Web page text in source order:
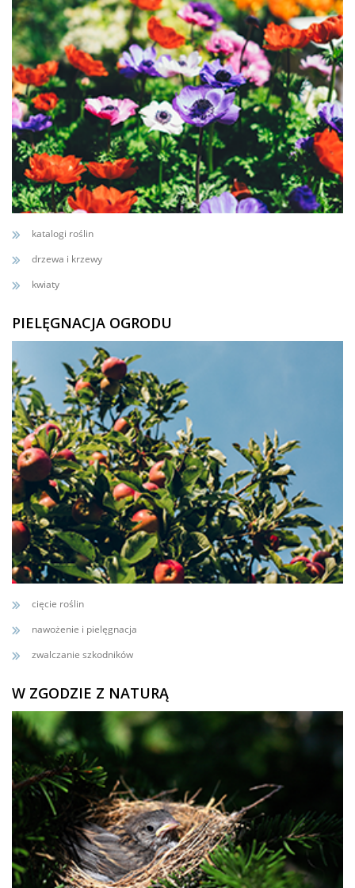
katalogi roślin
drzewa i krzewy
kwiaty
PIELĘGNACJA OGRODU
cięcie roślin
nawożenie i pielęgnacja
zwalczanie szkodników
W ZGODZIE Z NATURĄ